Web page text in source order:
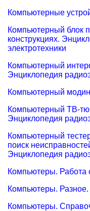
Компьютерные
Компьютерный блок
конструкциях.
электротехники
Компьютерный
Энциклопедия
Компьютерный
Компьютерный ТВ-
Энциклопедия
Компьютерный
поиск
Энциклопедия
Компьютеры. Работа
Компьютеры.
Компьютеры.